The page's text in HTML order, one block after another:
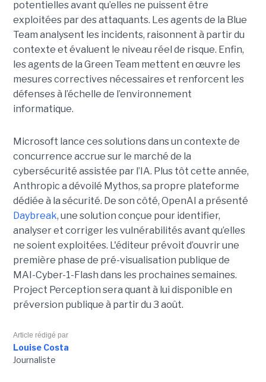
potentielles avant qu’elles ne puissent être
exploitées par des attaquants. Les agents de la Blue
Team analysent les incidents, raisonnent à partir du
contexte et évaluent le niveau réel de risque. Enfin,
les agents de la Green Team mettent en œuvre les
mesures correctives nécessaires et renforcent les
défenses à l’échelle de l’environnement
informatique.
Microsoft lance ces solutions dans un contexte de
concurrence accrue sur le marché de la
cybersécurité assistée par l’IA. Plus tôt cette année,
Anthropic a dévoilé Mythos, sa propre plateforme
dédiée à la sécurité. De son côté, OpenAI a présenté
Daybreak, une solution conçue pour identifier,
analyser et corriger les vulnérabilités avant qu’elles
ne soient exploitées. L'éditeur prévoit d’ouvrir une
première phase de pré-visualisation publique de
MAI-Cyber-1-Flash dans les prochaines semaines.
Project Perception sera quant à lui disponible en
préversion publique à partir du 3 août.
Article rédigé par
Louise Costa
Journaliste